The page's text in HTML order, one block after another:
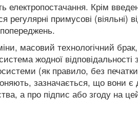
електропостачання. Крім
примусові (віяльні)
масовий технологічний
жодної
(як правило, без
зазначається, що вони
а про підпис або згоду на